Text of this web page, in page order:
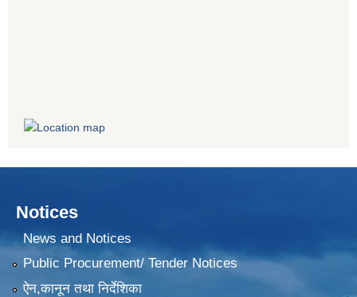
Notices
News and Notices
Public Procurement/ Tender Notices
ऐन,कानून तथा निर्देशिका